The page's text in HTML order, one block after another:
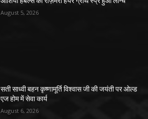
August 5, 2026
सती साध्वी बहन कृष्णामूर्ति विश्वास जी की जयंती पर ओल्ड
एज होम में सेवा कार्य
August 6, 2026